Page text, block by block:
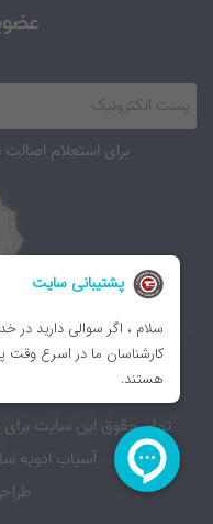
برای استعلام
تمام حقوق این سایت
آسیاب ادویه